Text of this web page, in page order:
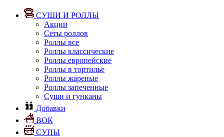
СУШИ И РОЛЛЫ
Акции
Сеты роллов
Роллы все
Роллы классические
Роллы европейские
Роллы в тортилье
Роллы жареные
Роллы запеченные
Суши и гунканы
Добавки
ВОК
СУПЫ